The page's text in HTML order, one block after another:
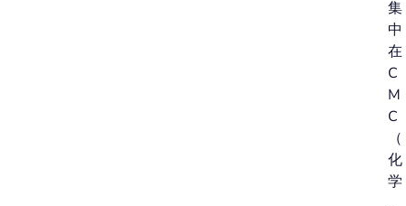
集
中
在
C
M
C
（
化
学